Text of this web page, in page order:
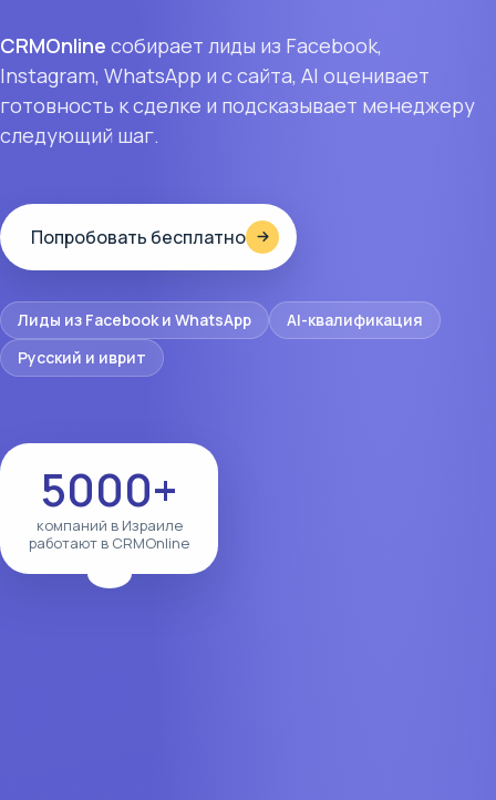
CRMOnline собирает лиды из Facebook,
Instagram, WhatsApp и с сайта, AI оценивает
готовность к сделке и подсказывает менеджеру
следующий шаг.
Попробовать бесплатно
Лиды из Facebook и WhatsApp
AI-квалификация
Русский и иврит
5000+
компаний в Израиле
работают в CRMOnline